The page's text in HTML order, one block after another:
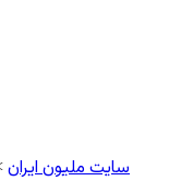
سایت ملیون ایران